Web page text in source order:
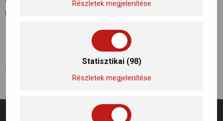
Részletek megjelenítése
Statisztikai (98)
Részletek megjelenítése
részletekért!
Hogyan csökkenthető a légszennyezettség? Mit tehetünk?
KÖVETKEZŐ BEJEGYZÉS